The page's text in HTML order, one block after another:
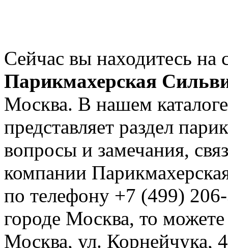
Сейчас вы находитесь на
Парикмахерская
Москва. В нашем
представляет раздел
вопросы и замечания,
компании
по телефону +7 (499)
городе Москва, то
Москва, ул. Корнейчука,